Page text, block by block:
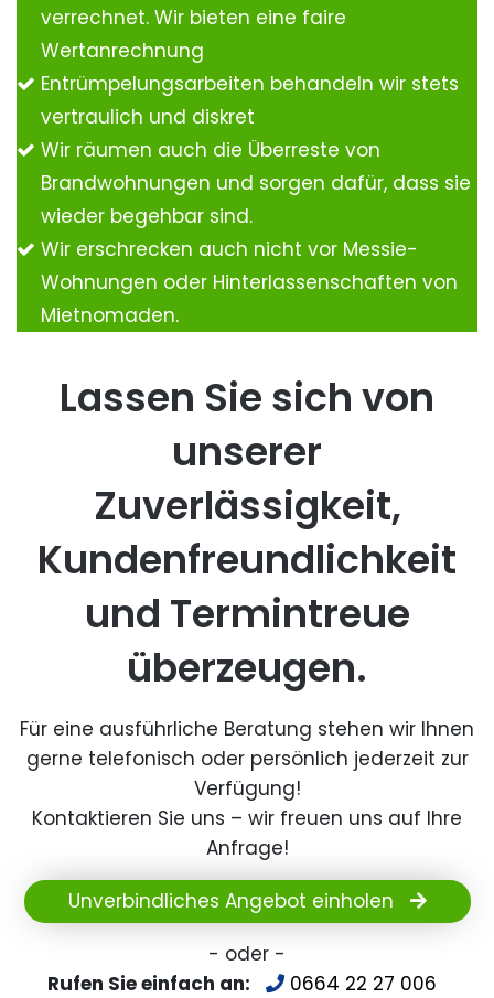
verrechnet. Wir bieten eine faire
Wertanrechnung
Entrümpelungsarbeiten behandeln wir stets
vertraulich und diskret
Wir räumen auch die Überreste von
Brandwohnungen und sorgen dafür, dass sie
wieder begehbar sind.
Wir erschrecken auch nicht vor Messie-
Wohnungen oder Hinterlassenschaften von
Mietnomaden.
Lassen Sie sich von
unserer
Zuverlässigkeit,
Kundenfreundlichkeit
und Termintreue
überzeugen.
Für eine ausführliche Beratung stehen wir Ihnen
gerne telefonisch oder persönlich jederzeit zur
Verfügung!
Kontaktieren Sie uns – wir freuen uns auf Ihre
Anfrage!
Unverbindliches Angebot einholen
- oder -
Rufen Sie einfach an:
0664 22 27 006